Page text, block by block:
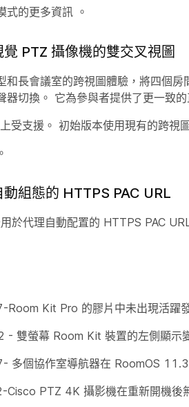
式的更多資訊 。
PTZ 攝像機的雙交叉視圖
和長會議室的跨視圖體驗，將四個
器切換。 它為參與者提供了更一致
受支援。 初始版本使用現有的跨視
。
組態的 HTTPS PAC URL
於代理自動配置的 HTTPS PAC
Room Kit Pro 的膠片中未出現活躍
- 雙螢幕 Room Kit 裝置的左側顯示
多個協作室導航器在 RoomOS
PTZ 4K 攝影機在重新開機後